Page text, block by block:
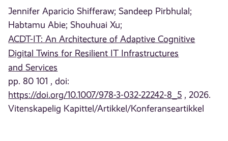
Jennifer Aparicio Shifferaw; Sandeep Pirbhulal;
Habtamu Abie; Shouhuai Xu;
ACDT-IT: An Architecture of Adaptive Cognitive
Digital Twins for Resilient IT Infrastructures
and Services
pp. 80 101 , doi:
https://doi.org/10.1007/978-3-032-22242-8_5 , 2026.
Vitenskapelig Kapittel/Artikkel/Konferanseartikkel